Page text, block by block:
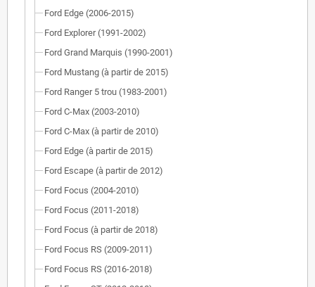
Ford Edge (2006-2015)
Ford Explorer (1991-2002)
Ford Grand Marquis (1990-2001)
Ford Mustang (à partir de 2015)
Ford Ranger 5 trou (1983-2001)
Ford C-Max (2003-2010)
Ford C-Max (à partir de 2010)
Ford Edge (à partir de 2015)
Ford Escape (à partir de 2012)
Ford Focus (2004-2010)
Ford Focus (2011-2018)
Ford Focus (à partir de 2018)
Ford Focus RS (2009-2011)
Ford Focus RS (2016-2018)